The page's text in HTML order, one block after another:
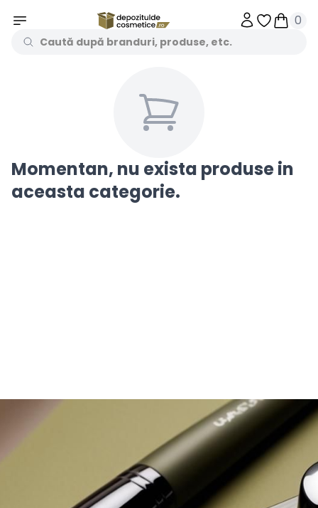
Obiecte
0
Momentan, nu exista produse in
aceasta categorie.